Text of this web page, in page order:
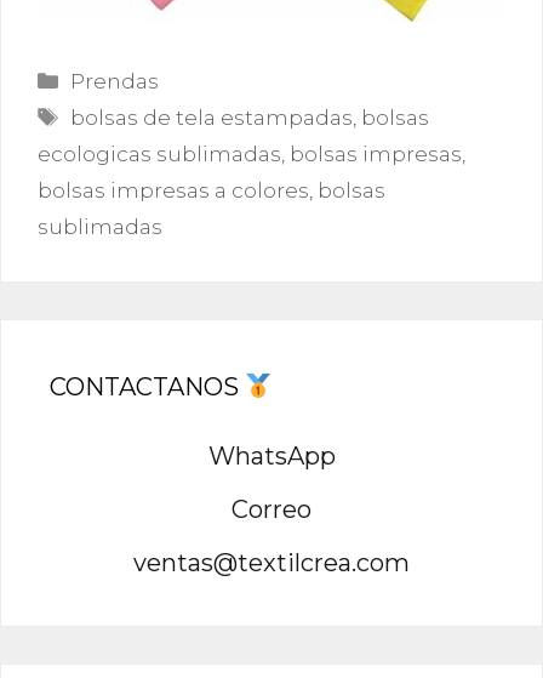
Categorías
Prendas
Etiquetas
bolsas de tela estampadas bolsas
ecologicas sublimadas bolsas impresas
bolsas impresas a colores bolsas
sublimadas
CONTACTANOS
WhatsApp
Correo
ventas@textilcrea.com